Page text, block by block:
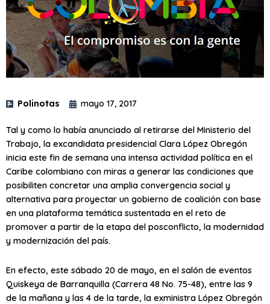
Polinotas mayo 17, 2017
Tal y como lo había anunciado al retirarse del Ministerio del
Trabajo, la excandidata presidencial Clara López Obregón
inicia este fin de semana una intensa actividad política en el
Caribe colombiano con miras a generar las condiciones que
posibiliten concretar una amplia convergencia social y
alternativa para proyectar un gobierno de coalición con base
en una plataforma temática sustentada en el reto de
promover a partir de la etapa del posconflicto, la modernidad
y modernización del país.
En efecto, este sábado 20 de mayo, en el salón de eventos
Quiskeya de Barranquilla (Carrera 48 No. 75-48), entre las 9
de la mañana y las 4 de la tarde, la exministra López Obregón